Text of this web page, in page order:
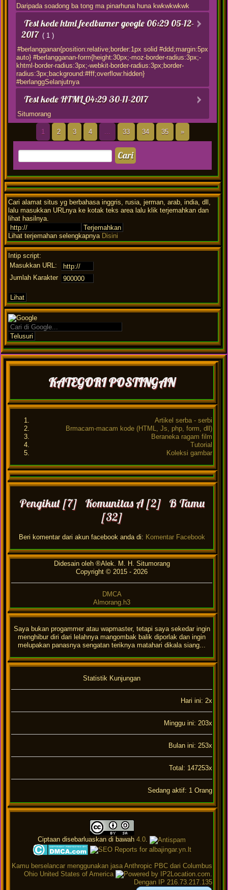
Daripada soadong ba tong ma pinarhuna huna kwkwkwkwk
Test kode html feedburner google06:29 05-12-
2017 ( 1 )
#berlangganan{position:relative;border:1px solid #ddd;margin:5px
auto} #berlangganan-form{height:30px;-moz-border-radius:3px;-
khtml-border-radius:3px;-webkit-border-radius:3px;border-
radius:3px;background:#fff;overflow:hidden}
#berlanggSelanjutnya
Test kode HTML04:29 30-11-2017
Situmorang
1 2 3 4 ... 33 34 35 »
Cari alamat situs yg berbahasa inggris, rusia, jerman, arab, india, dll,
lalu masukkan URLnya ke kotak teks area lalu klik terjemahkan dan
lihat hasilnya.
Lihat terjemahan selengkapnya Disini
Intip script:
Masukkan URL:
Jumlah Karakter
KATEGORI POSTINGAN
Artikel serba - serbi
Brmacam-macam kode (HTML, Js, php, form, dll)
Beraneka ragam film
Tutorial
Koleksi gambar
Pengikut [7] Komunitas A [2] B Tamu
[32]
Beri komentar dari akun facebook anda di: Komentar Facebook
Didesain oleh ®Alek. M. H. Situmorang
Copyright © 2015 - 2026
DMCA
Almorang.h3
Saya bukan progammer atau wapmaster, tetapi saya sekedar ingin
menghibur diri dari lelahnya mangombak balik diporlak dan ingin
melupakan panasnya sengatan teriknya matahari dikala siang...
Statistik Kunjungan
Hari ini: 2x
Minggu ini: 203x
Bulan ini: 253x
Total: 147253x
Sedang aktif: 1 Orang
Ciptaan disebarluaskan di bawah 4.0.
Kamu berselancar menggunakan jasa Anthropic PBC dari Columbus
Ohio United States of America
Dengan IP 216.73.217.135